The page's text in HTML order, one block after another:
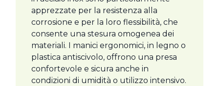
apprezzate per la resistenza alla
corrosione e per la loro flessibilità, che
consente una stesura omogenea dei
materiali. I manici ergonomici, in legno o
plastica antiscivolo, offrono una presa
confortevole e sicura anche in
condizioni di umidità o utilizzo intensivo.